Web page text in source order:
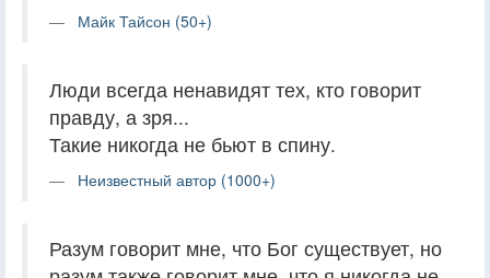
Майк Тайсон (50+)
Люди всегда ненавидят тех, кто говорит
правду, а зря...
Такие никогда не бьют в спину.
Неизвестный автор (1000+)
Разум говорит мне, что Бог существует, но